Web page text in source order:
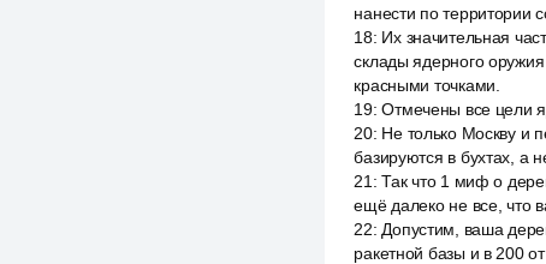
нанести по территории
18: Их значительная
склады ядерного оружия
красными точками.
19:Отмечены все цели
20: Не только Москву и
базируются в бухтах, а
21 :Так что 1 миф о
ещё далеко не все, что
22: Допустим, ваша
ракетной базы и в 200 от